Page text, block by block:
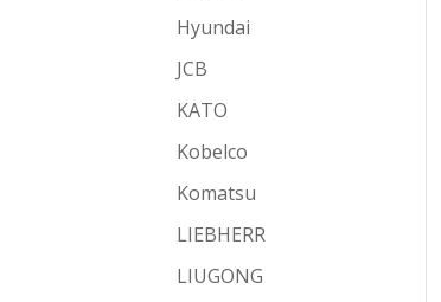
Hyundai
JCB
KATO
Kobelco
Komatsu
LIEBHERR
LIUGONG